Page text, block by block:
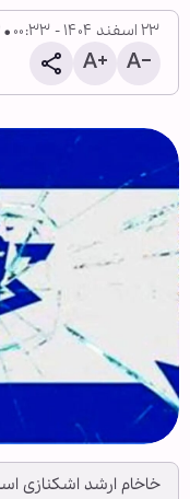
۲۳ اسفند ۱۴۰۴ - ۰۰:۳۳
خاخام ارشد اشکنازی